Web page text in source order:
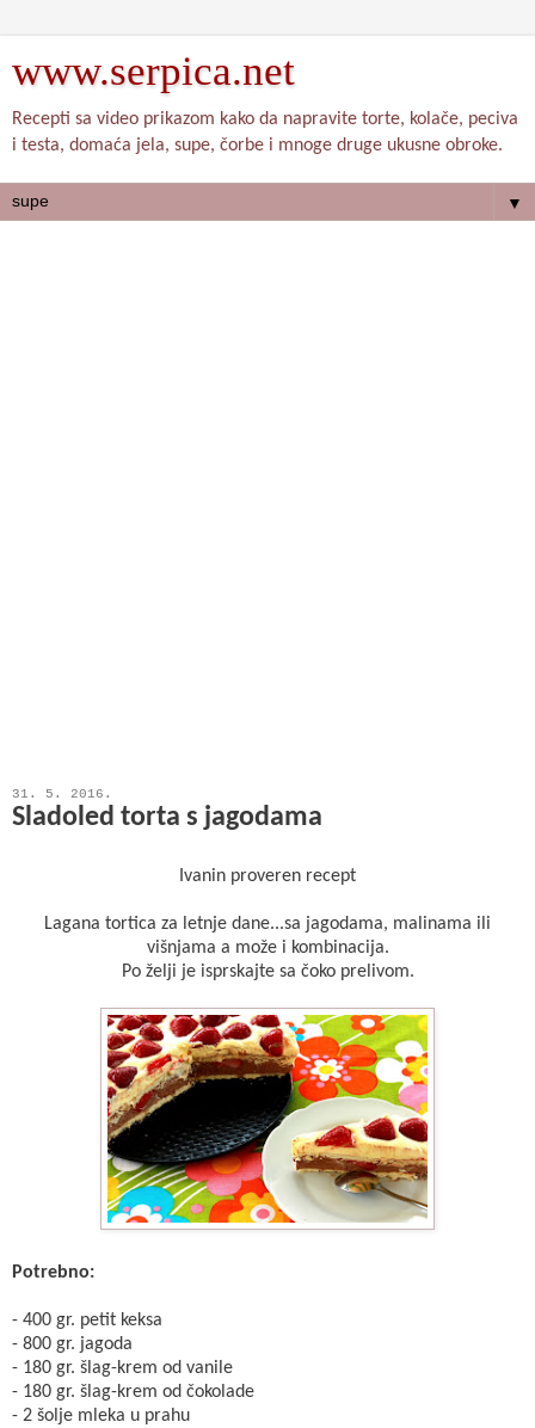
www.serpica.net
Recepti sa video prikazom kako da napravite torte, kolače, peciva
i testa, domaća jela, supe, čorbe i mnoge druge ukusne obroke.
▼
31. 5. 2016.
Sladoled torta s jagodama
Ivanin proveren recept
Lagana tortica za letnje dane...sa jagodama, malinama ili
višnjama a može i kombinacija.
Po želji je isprskajte sa čoko prelivom.
Potrebno:
- 400 gr. petit keksa
- 800 gr. jagoda
- 180 gr. šlag-krem od vanile
- 180 gr. šlag-krem od čokolade
- 2 šolje mleka u prahu